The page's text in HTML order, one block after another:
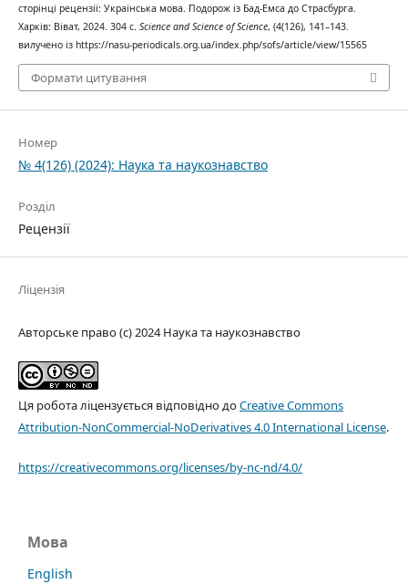
сторінці рецензії: Українська мова. Подорож із Бад-Емса до Страсбурга.
Харків: Віват, 2024. 304 с. Science and Science of Science, (4(126), 141–143.
вилучено із https://nasu-periodicals.org.ua/index.php/sofs/article/view/15565
Формати цитування
Номер
№ 4(126) (2024): Наука та наукознавство
Розділ
Рецензії
Ліцензія
Авторське право (c) 2024 Наука та наукознавство
Ця робота ліцензується відповідно доCreative Commons
Attribution-NonCommercial-NoDerivatives 4.0 International License.
https://creativecommons.org/licenses/by-nc-nd/4.0/
Мова
English